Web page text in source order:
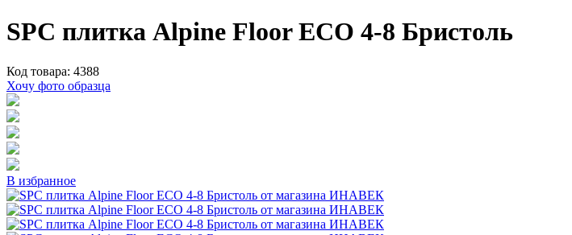
SPC плитка Alpine Floor ECO 4-8 Бристоль
Код товара: 4388
Хочу фото образца
В избранное